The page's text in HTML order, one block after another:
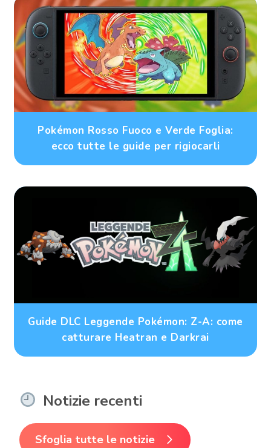
Pokémon Rosso Fuoco e Verde Foglia:
ecco tutte le guide per rigiocarli
Guide DLC Leggende Pokémon: Z-A: come
catturare Heatran e Darkrai
Notizie recenti
Sfoglia tutte le notizie